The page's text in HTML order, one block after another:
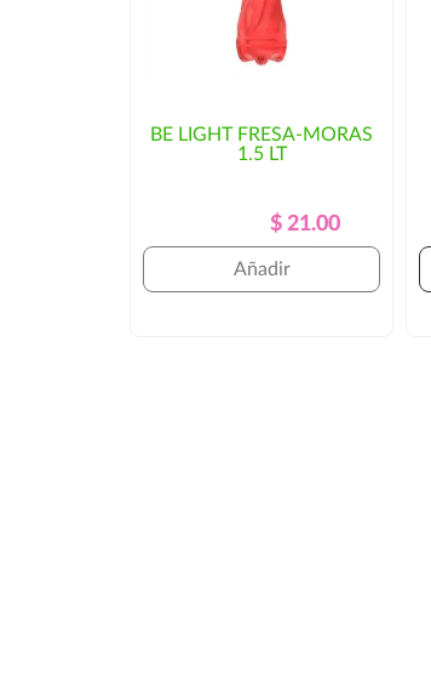
BE LIGHT FRESA-MORAS
1.5 LT
Precio
Regular
Precio
$ 21.00
Añadir